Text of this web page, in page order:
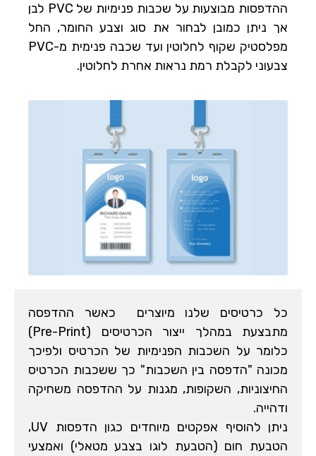
ההדפסות מבוצעות על שכבות פנימיות של PVC לבן
אך ניתן כמובן לבחור את סוג וצבע החומר, החל
מפלסטיק שקוף לחלוטין ועד שכבה פנימית מ-PVC
צבעוני לקבלת רמת נראות אחרת לחלוטין.
כל כרטיסים שלנו מיוצרים כאשר ההדפסה
מתבצעת במהלך ייצור הכרטיסים (Pre-Print)
כלומר על השכבות הפנימיות של הכרטיס ולפיכך
מכונה "הדפסה בין השכבות" כך ששכבות הכרטיס
החיצוניות, השקופות, מגנות על ההדפסה משחיקה
ודהייה.
ניתן להוסיף אפקטים מיוחדים כגון הדפסות UV,
הטבעת חום (הטבעת לוגו בצבע מטאלי) ואמצעי